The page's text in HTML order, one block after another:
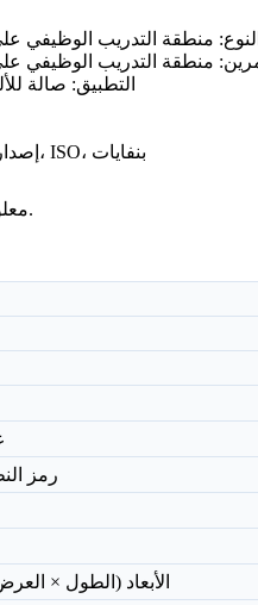
جهاز مشي كهربائي تجاري خفيف عالية الدقة-800T
التطبيق: صالة
إصدار الشهادات: م، ISO، بنفايات
معلومات أساسية.
رمز
الأبعاد (الطول ×